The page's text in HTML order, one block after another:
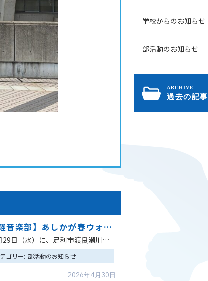
楽部】あしかが春ウォーク高校生バンド演奏のイベントに参加
４月29日（水）に、足利市渡良瀬川河川敷のわたらせ北多目的広場、特設ステージで「あしかが春ウォーク」…
ゴリー: 部活動のお知らせ
2026年4月30日
学校からのお知らせ
部活動のお知らせ
過去の記事